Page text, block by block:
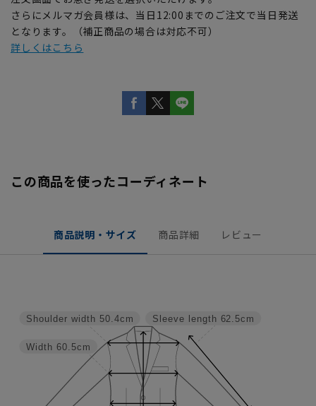
さらにメルマガ会員様は、当日12:00までのご注文で当日発送
となります。（補正商品の場合は対応不可）
詳しくはこちら
この商品を使ったコーディネート
商品説明・サイズ 商品詳細 レビュー
Sleeve length 62.5cm
Width 60.5cm
Shoulder width 50.4cm